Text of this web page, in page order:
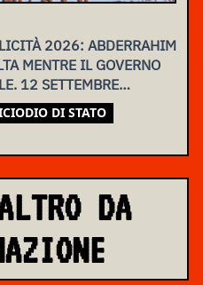
2026: ABDERRAHIM
MENTRE IL GOVERNO
12 SETTEMBRE
DI STATO
DA